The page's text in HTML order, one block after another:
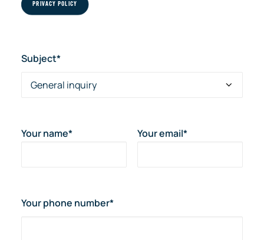
PRIVACY POLICY
Subject*
Your name* Your email*
Your phone number*